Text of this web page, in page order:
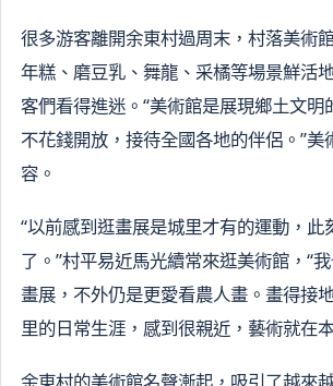
很多游客離開余東村過周末，村落美術
年糕、磨豆乳、舞龍、采橘等場景鮮活
客們看得進迷。“美術館是展現鄉土文明
不花錢開放，接待全國各地的伴侶。”美
容。
“以前感到逛畫展是城里才有的運動，此
了。”村平易近馬光續常來逛美術館，“
畫展，不外仍是更愛看農人畫。畫得接
里的日常生涯，感到很親近，藝術就在